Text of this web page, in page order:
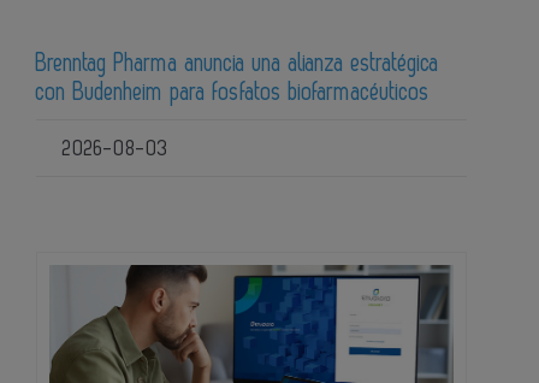
Brenntag Pharma anuncia una alianza estratégica
con Budenheim para fosfatos biofarmacéuticos
2026-08-03